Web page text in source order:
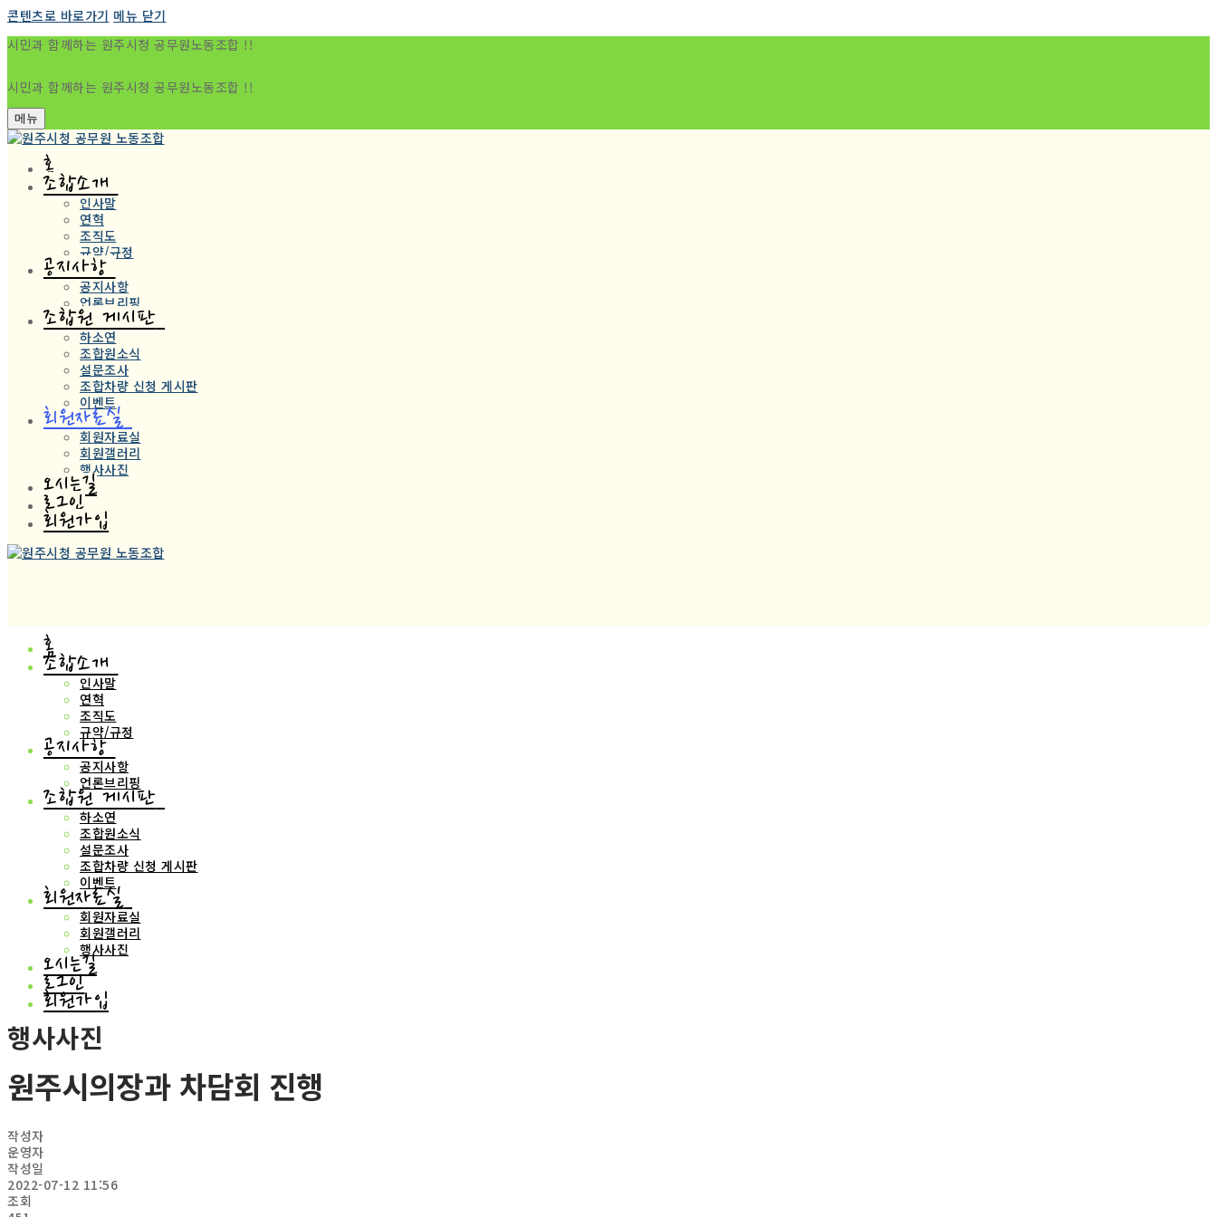
콘텐츠로 바로가기 메뉴 닫기
시민과 함께하는 원주시청 공무원노동조합 !!
시민과 함께하는 원주시청 공무원노동조합 !!
메뉴
홈
조합소개
인사말
연혁
조직도
규약/규정
공지사항
공지사항
언론브리핑
조합원 게시판
하소연
조합원소식
설문조사
조합차량 신청 게시판
이벤트
회원자료실
회원자료실
회원갤러리
행사사진
오시는길
로그인
회원가입
홈
조합소개
인사말
연혁
조직도
규약/규정
공지사항
공지사항
언론브리핑
조합원 게시판
하소연
조합원소식
설문조사
조합차량 신청 게시판
이벤트
회원자료실
회원자료실
회원갤러리
행사사진
오시는길
로그인
회원가입
행사사진
원주시의장과 차담회 진행
작성자
운영자
작성일
2022-07-12 11:56
조회